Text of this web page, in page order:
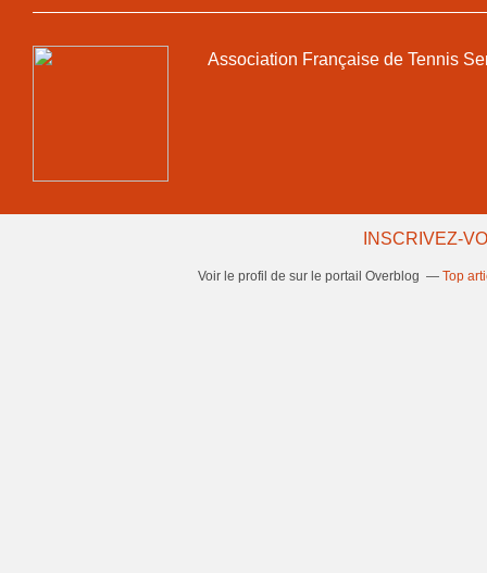
Association Française de Tennis
INSCRIVEZ-
Voir le profil de sur le portail Overblog Top